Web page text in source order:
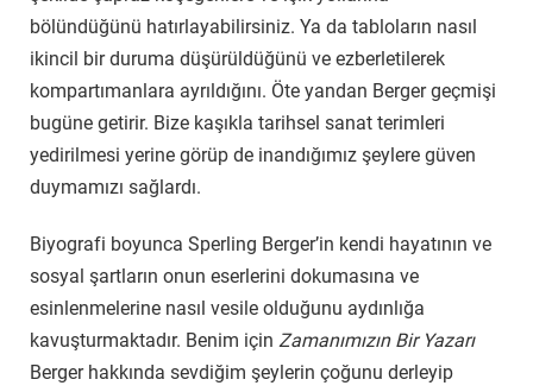
bölündüğünü hatırlayabilirsiniz. Ya da tabloların nasıl
ikincil bir duruma düşürüldüğünü ve ezberletilerek
kompartımanlara ayrıldığını. Öte yandan Berger geçmişi
bugüne getirir. Bize kaşıkla tarihsel sanat terimleri
yedirilmesi yerine görüp de inandığımız şeylere güven
duymamızı sağlardı.
Biyografi boyunca Sperling Berger’in kendi hayatının ve
sosyal şartların onun eserlerini dokumasına ve
esinlenmelerine nasıl vesile olduğunu aydınlığa
kavuşturmaktadır. Benim için Zamanımızın Bir Yazarı
Berger hakkında sevdiğim şeylerin çoğunu derleyip